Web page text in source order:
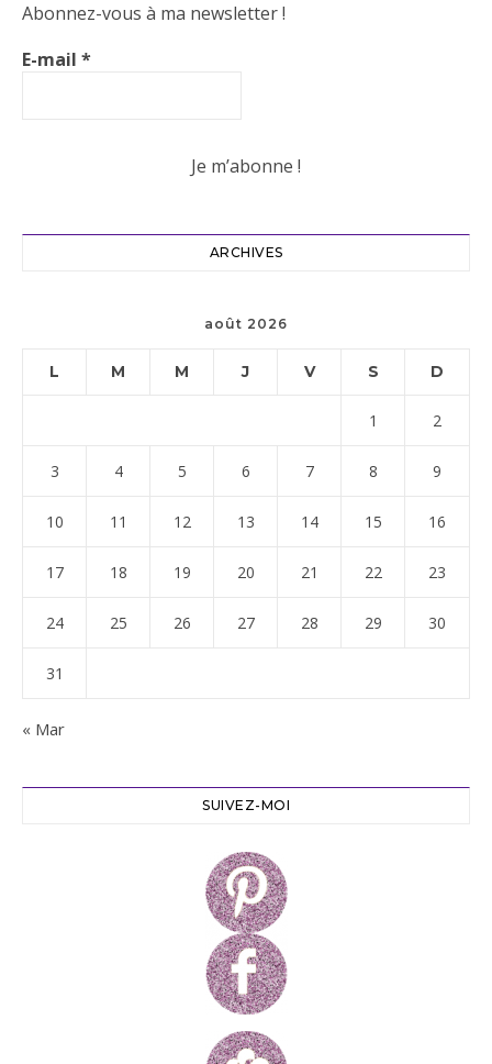
Abonnez-vous à ma newsletter !
E-mail *
ARCHIVES
août 2026
L M M J V S D
1 2
3 4 5 6 7 8 9
10 11 12 13 14 15 16
17 18 19 20 21 22 23
24 25 26 27 28 29 30
31
« Mar
SUIVEZ-MOI